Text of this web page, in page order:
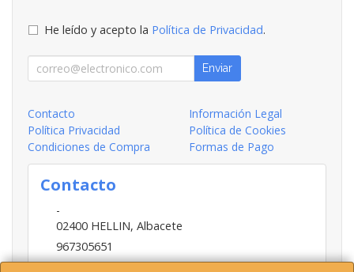
He leído y acepto la Política de Privacidad.
Enviar
Contacto
Información Legal
Política Privacidad
Política de Cookies
Condiciones de Compra
Formas de Pago
Contacto
-
02400 HELLIN, Albacete
967305651
INFO@HELLIN.COM